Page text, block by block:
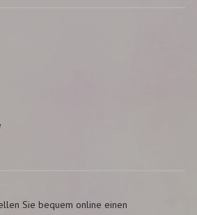
Sie bequem online einen